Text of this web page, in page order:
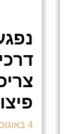
4 באוגוסט 2025